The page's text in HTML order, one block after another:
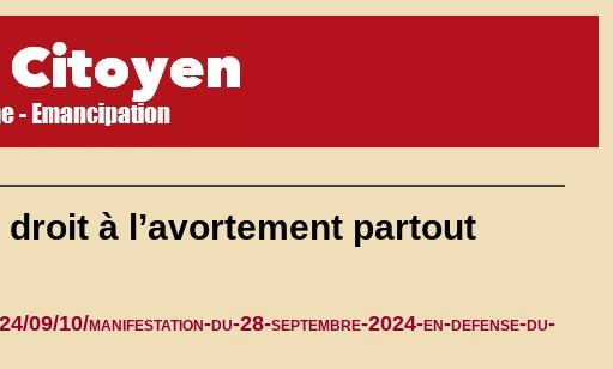
à l’avortement partout
09/10/manifestation-du-28-septembre-2024-en-defense-du-